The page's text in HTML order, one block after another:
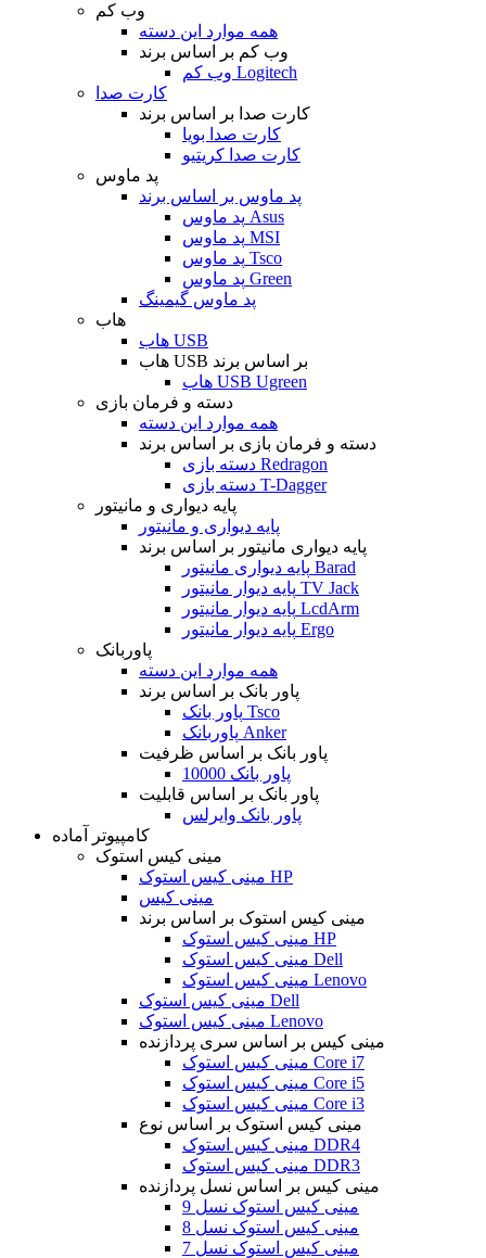
وب کم
همه موارد این دسته
وب کم بر اساس برند
وب کم Logitech
کارت صدا
کارت صدا بر اساس برند
کارت صدا بویا
کارت صدا کریتیو
پد ماوس
پد ماوس بر اساس برند
پد ماوس Asus
پد ماوس MSI
پد ماوس Tsco
پد ماوس Green
پد ماوس گیمینگ
هاب
هاب USB
هاب USB بر اساس برند
هاب USB Ugreen
دسته و فرمان بازی
همه موارد این دسته
دسته و فرمان بازی بر اساس برند
دسته بازی Redragon
دسته بازی T-Dagger
پایه دیواری و مانیتور
پایه دیواری و مانیتور
پایه دیواری مانیتور بر اساس برند
پایه دیواری مانیتور Barad
پایه دیوار مانیتور TV Jack
پایه دیوار مانیتور LcdArm
پایه دیوار مانیتور Ergo
پاوربانک
همه موارد این دسته
پاور بانک بر اساس برند
پاور بانک Tsco
پاوربانک Anker
پاور بانک بر اساس ظرفیت
پاور بانک 10000
پاور بانک بر اساس قابلیت
پاور بانک وایرلس
کامپیوتر آماده
مینی کیس استوک
مینی کیس استوک HP
مینی کیس
مینی کیس استوک بر اساس برند
مینی کیس استوک HP
مینی کیس استوک Dell
مینی کیس استوک Lenovo
مینی کیس استوک Dell
مینی کیس استوک Lenovo
مینی کیس بر اساس سری پردازنده
مینی کیس استوک Core i7
مینی کیس استوک Core i5
مینی کیس استوک Core i3
مینی کیس استوک بر اساس نوع
مینی کیس استوک DDR4
مینی کیس استوک DDR3
مینی کیس بر اساس نسل پردازنده
مینی کیس استوک نسل 9
مینی کیس استوک نسل 8
مینی کیس استوک نسل 7